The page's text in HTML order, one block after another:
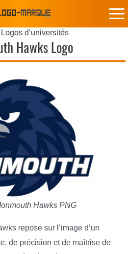
Logos d’universités
Hawks Logo
Hawks PNG
repose sur l’image d’un
de précision et de maîtrise de